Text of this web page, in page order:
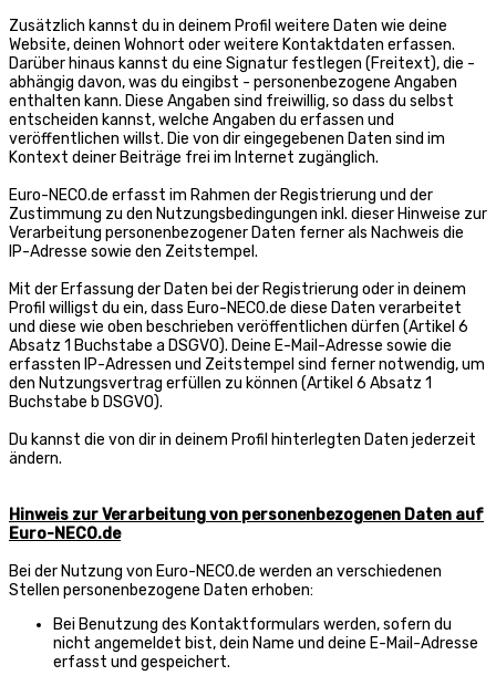
Zusätzlich kannst du in deinem Profil weitere Daten wie deine
Website, deinen Wohnort oder weitere Kontaktdaten erfassen.
Darüber hinaus kannst du eine Signatur festlegen (Freitext), die -
abhängig davon, was du eingibst - personenbezogene Angaben
enthalten kann. Diese Angaben sind freiwillig, so dass du selbst
entscheiden kannst, welche Angaben du erfassen und
veröffentlichen willst. Die von dir eingegebenen Daten sind im
Kontext deiner Beiträge frei im Internet zugänglich.
Euro-NECO.de erfasst im Rahmen der Registrierung und der
Zustimmung zu den Nutzungsbedingungen inkl. dieser Hinweise zur
Verarbeitung personenbezogener Daten ferner als Nachweis die
IP-Adresse sowie den Zeitstempel.
Mit der Erfassung der Daten bei der Registrierung oder in deinem
Profil willigst du ein, dass Euro-NECO.de diese Daten verarbeitet
und diese wie oben beschrieben veröffentlichen dürfen (Artikel 6
Absatz 1 Buchstabe a DSGVO). Deine E-Mail-Adresse sowie die
erfassten IP-Adressen und Zeitstempel sind ferner notwendig, um
den Nutzungsvertrag erfüllen zu können (Artikel 6 Absatz 1
Buchstabe b DSGVO).
Du kannst die von dir in deinem Profil hinterlegten Daten jederzeit
ändern.
Hinweis zur Verarbeitung von personenbezogenen Daten auf
Euro-NECO.de
Bei der Nutzung von Euro-NECO.de werden an verschiedenen
Stellen personenbezogene Daten erhoben:
Bei Benutzung des Kontaktformulars werden, sofern du
nicht angemeldet bist, dein Name und deine E-Mail-Adresse
erfasst und gespeichert.